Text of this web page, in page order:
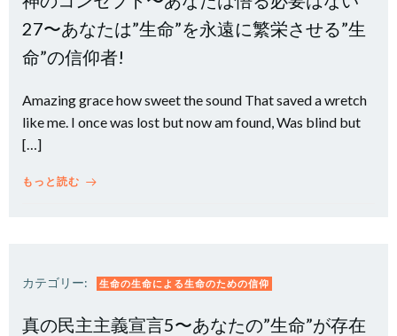
27〜あなたは”生命”を永遠に繁栄させる”生
命”の信仰者!
Amazing grace how sweet the sound That saved a wretch
like me. I once was lost but now am found, Was blind but
[…]
もっと読む
カテゴリー: 生命の生命による生命のための信仰
真の民主主義宣言5〜あなたの”生命”が存在